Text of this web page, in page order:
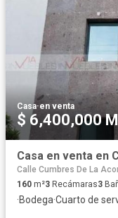
Casa·en venta
$ 6,400,000
Casa en venta en
Calle Cumbres De La
160 m²3 Recámaras3
·Bodega·Cuarto de